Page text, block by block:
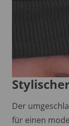
Der
für einen